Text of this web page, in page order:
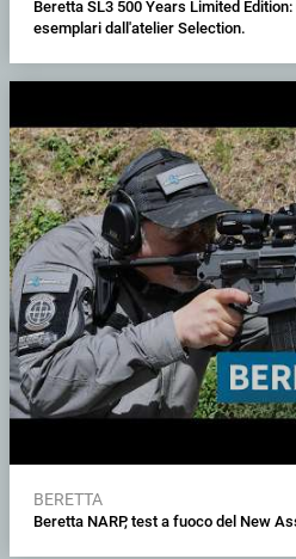
Beretta SL3 500 Years Limited
esemplari dall'atelier Selection.
BERETTA
Beretta NARP, test a fuoco del New